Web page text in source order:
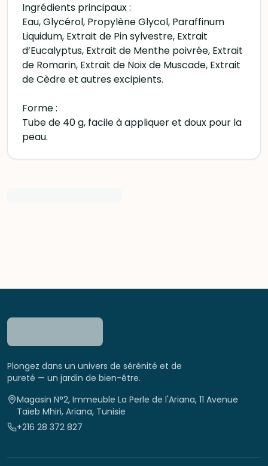
Ingrédients principaux :
Eau, Glycérol, Propylène Glycol, Paraffinum
Liquidum, Extrait de Pin sylvestre, Extrait
d’Eucalyptus, Extrait de Menthe poivrée, Extrait
de Romarin, Extrait de Noix de Muscade, Extrait
de Cèdre et autres excipients.
Forme :
Tube de 40 g, facile à appliquer et doux pour la
peau.
Plongez dans un univers de sérénité et de
pureté — un jardin de bien-être.
Magasin N°2, Immeuble La Perle de l'Ariana, 11 Avenue
Taïeb Mhiri, Ariana, Tunisie
+216 28 372 827